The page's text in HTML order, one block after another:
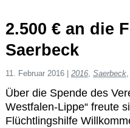
Service
Spendenvorschlag
Spendenübersicht
2.500 € an die
Saerbeck
11. Februar 2016 2016, Saerbeck,
Über die Spende des
Westfalen-Lippe“ freute
Flüchtlingshilfe